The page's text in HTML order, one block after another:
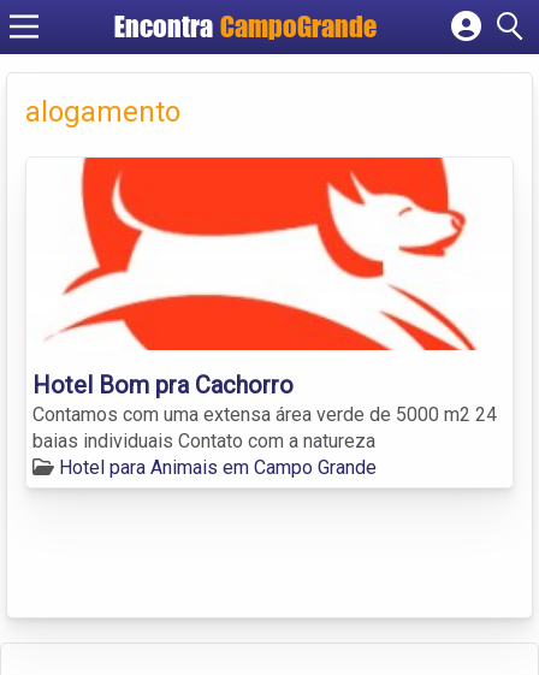
Encontra CampoGrande
Cadastrar empresa
alogamento
Hotel Bom pra Cachorro
Contamos com uma extensa área verde de 5000 m2 24
baias individuais Contato com a natureza
Hotel para Animais em Campo Grande